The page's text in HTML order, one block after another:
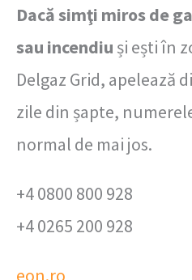
Dacă simţi miros de
sau incendiu și ești în
Delgaz Grid, apelează
zile din șapte,
normal de mai jos.
+4 0800 800 928
+4 0265 200 928
eon.ro